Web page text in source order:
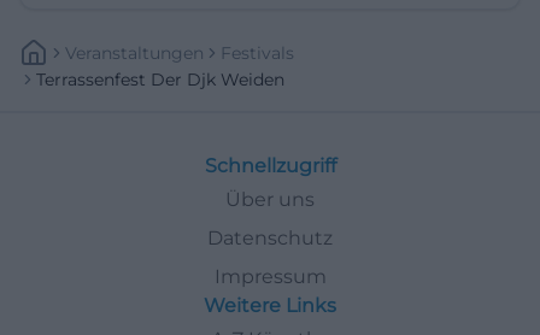
Veranstaltungen
Festivals
Terrassenfest Der Djk Weiden
Schnellzugriff
Über uns
Datenschutz
Impressum
Weitere Links